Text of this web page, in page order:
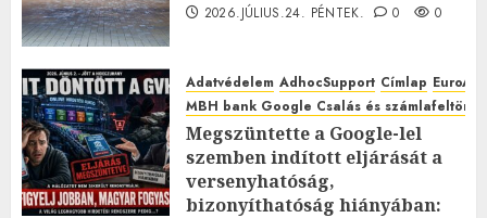
2026.JÚLIUS.24. PÉNTEK. 0 0
Adatvédelem AdhocSupport Címlap
MBH bank Google Csalás és
Megszüntette a Google-lel
szemben indított eljárását a
versenyhatóság,
bizonyíthatóság hiányában: